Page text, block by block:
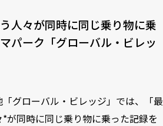
人々が同時に同じ乗り物に乗
パーク「グローバル・ビレッ
グローバル・ビレッジ」では、「最
が同時に同じ乗り物に乗った記録を